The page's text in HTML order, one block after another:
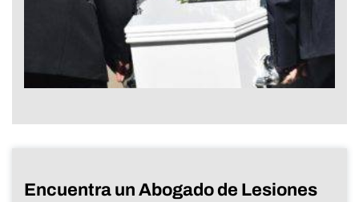
Encuentra un Abogado de Lesiones